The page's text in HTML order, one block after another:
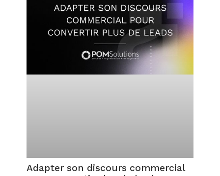
Adapter son discours commercial